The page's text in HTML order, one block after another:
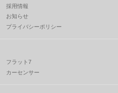
採用情報
お知らせ
プライバシーポリシー
フラット7
カーセンサー